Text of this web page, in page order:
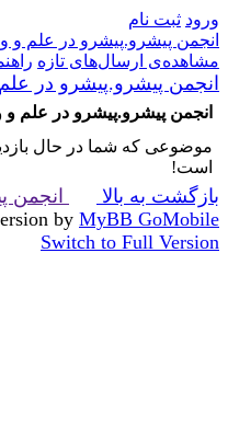
ورود ثبت نام
انجمن پیشرو.پیشرو در علم
مشاهده‌ی ارسال‌های تازه‌
انجمن پیشرو.پیشرو در
انجمن پیشرو.پیشرو در علم
موضوعی که شما در حال
است!
بازگشت به بالا
انجمن
by MyBB GoMobile
Switch to Full Version